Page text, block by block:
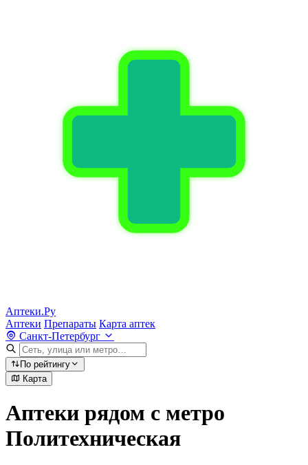
Аптеки.Ру
Аптеки Препараты Карта аптек
Санкт-Петербург
По рейтингу
Карта
Аптеки рядом с метро
Политехническая